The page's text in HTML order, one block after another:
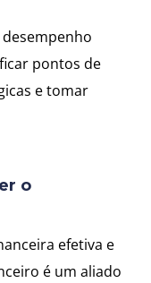
pontos de
e tomar
o
efetiva e
é um aliado